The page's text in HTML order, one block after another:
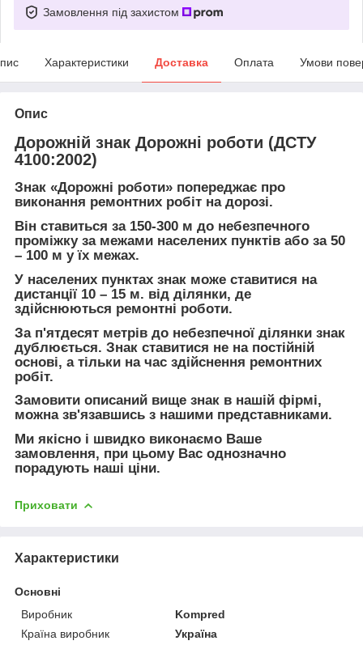
Замовлення під захистом
Характеристики Доставка Оплата Умови
Опис
Дорожній знак Дорожні роботи (ДСТУ
4100:2002)
Знак «Дорожні роботи» попереджає про
виконання ремонтних робіт на дорозі.
Він ставиться за 150-300 м до небезпечного
проміжку за межами населених пунктів або за 50
– 100 м у їх межах.
У населених пунктах знак може ставитися на
дистанції 10 – 15 м. від ділянки, де
здійснюються ремонтні роботи.
За п'ятдесят метрів до небезпечної ділянки знак
дублюється. Знак ставитися не на постійній
основі, а тільки на час здійснення ремонтних
робіт.
Замовити описаний вище знак в нашій фірмі,
можна зв'язавшись з нашими представниками.
Ми якісно і швидко виконаємо Ваше
замовлення, при цьому Вас однозначно
порадують наші ціни.
Приховати
Характеристики
Основні
Виробник
Kompred
Країна виробник
Україна